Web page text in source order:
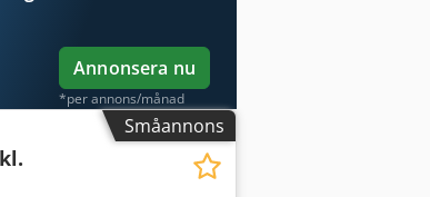
Annonsera nu
*per annons/månad
Småannons